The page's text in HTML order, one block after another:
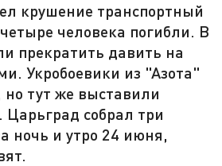
крушение транспортный
человека погибли. В
прекратить давить на
Укробоевики из "Азота"
тут же выставили
Царьград собрал три
ночь и утро 24 июня,